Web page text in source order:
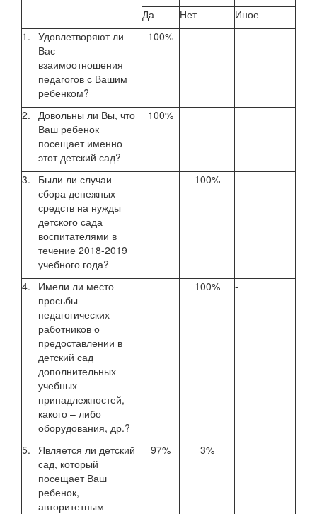
Да
Нет
Иное
1. Удовлетворяют ли
Вас
взаимоотношения
педагогов с Вашим
ребенком?
100% -
2. Довольны ли Вы, что
Ваш ребенок
посещает именно
этот детский сад?
100%
3.
Были ли случаи
сбора денежных
средств на нужды
детского сада
воспитателями в
течение 2018-2019
учебного года?
100% -
4.
Имели ли место
просьбы
педагогических
работников о
предоставлении в
детский сад
дополнительных
учебных
принадлежностей,
какого – либо
оборудования, др.?
100% -
5.
Является ли детский
сад, который
посещает Ваш
ребенок,
авторитетным
97% 3%